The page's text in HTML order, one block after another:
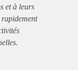
et à leurs